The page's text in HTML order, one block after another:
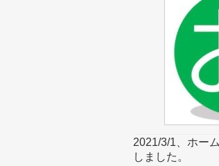
2021/3/1、ホー
しました。